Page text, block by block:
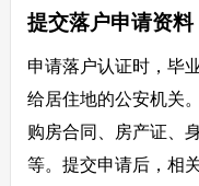
提交落户申请资料
申请落户认证时，毕
给居住地的公安机关
购房合同、房产证、
等。提交申请后，相